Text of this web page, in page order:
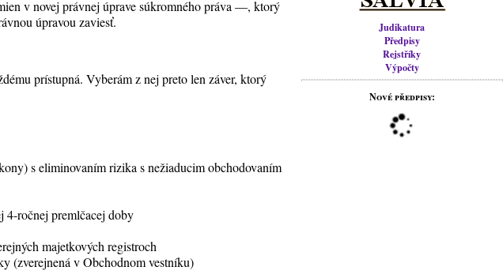
Judikatura
Předpisy
Rejstříky
Výpočty
Nové předpisy:
v novej právnej úprave súkromného práva —, ktorý
úpravou zaviesť.
prístupná. Vyberám z nej preto len záver, ktorý
s eliminovaním rizika s nežiaducim obchodovaním
4-ročnej premlčacej doby
majetkových registroch
(zverejnená v Obchodnom vestníku)